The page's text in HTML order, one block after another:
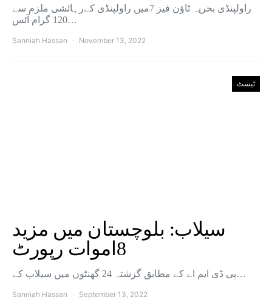
راولپنڈی بحریہ ٹاؤن فیز 7میں راولپنڈی کےرہائشی ملزم سے
120 گرام آئس…
Sanniah Hassan November 13, 2022
ٹیسٹ
سیلاب: بلوچستان میں مزید
8اموات رپورٹ
پی ڈی ایم اے کے مطابق گزشتہ 24 گھنٹوں میں سیلاب کے…
Sanniah Hassan September 13, 2022